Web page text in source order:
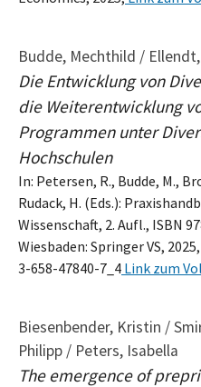
Budde, Mechthild /
Die Entwicklung von
die Weiterentwicklung
Programmen unter
Hochschulen
In: Petersen, R., Budde, M.,
Rudack, H. (Eds.):
Wissenschaft, 2. Aufl., ISBN
Wiesbaden: Springer VS,
3-658-47840-7_4 Link zum
Biesenbender, Kristin /
Philipp / Peters, Isabella
The emergence of